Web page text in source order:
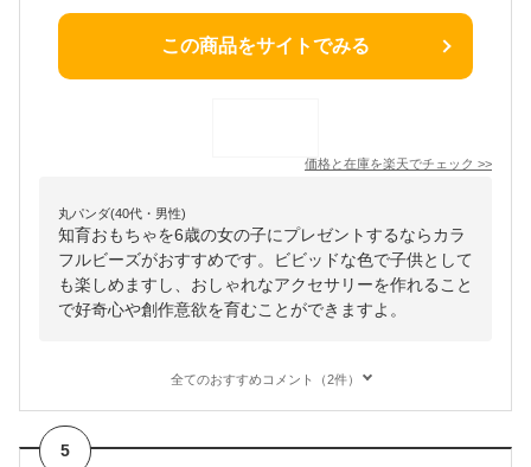
この商品をサイトでみる
価格と在庫を楽天でチェック >>
丸パンダ(40代・男性)
知育おもちゃを6歳の女の子にプレゼントするならカラ
フルビーズがおすすめです。ビビッドな色で子供として
も楽しめますし、おしゃれなアクセサリーを作れること
で好奇心や創作意欲を育むことができますよ。
全てのおすすめコメント（2件）
5